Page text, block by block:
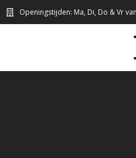
Openingstijden: Ma, Di, Do & Vr